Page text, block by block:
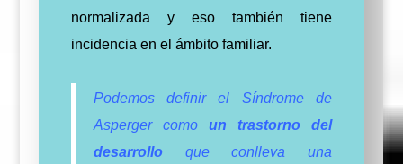
normalizada y eso también tiene
incidencia en el ámbito familiar.
Podemos definir el Síndrome de
Asperger como un trastorno del
desarrolloque conlleva una